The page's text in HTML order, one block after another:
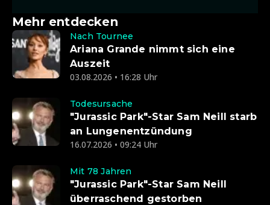
Mehr entdecken
Nach Tournee
Ariana Grande nimmt sich eine
Auszeit
03.08.2026 • 16:28 Uhr
Todesursache
"Jurassic Park"-Star Sam Neill starb
an Lungenentzündung
16.07.2026 • 09:24 Uhr
Mit 78 Jahren
"Jurassic Park"-Star Sam Neill
überraschend gestorben